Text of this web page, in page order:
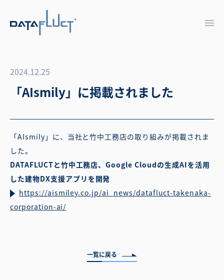
2024.12.25
「AIsmily」に掲載されました
「AIsmily」に、当社と竹中工務店の取り組みが掲載されま
した。
DATAFLUCTと竹中工務店、Google Cloudの生成AIを活用
した建物DX支援アプリを開発
https://aismiley.co.jp/ai_news/datafluct-takenaka-
corporation-ai/
一覧に戻る